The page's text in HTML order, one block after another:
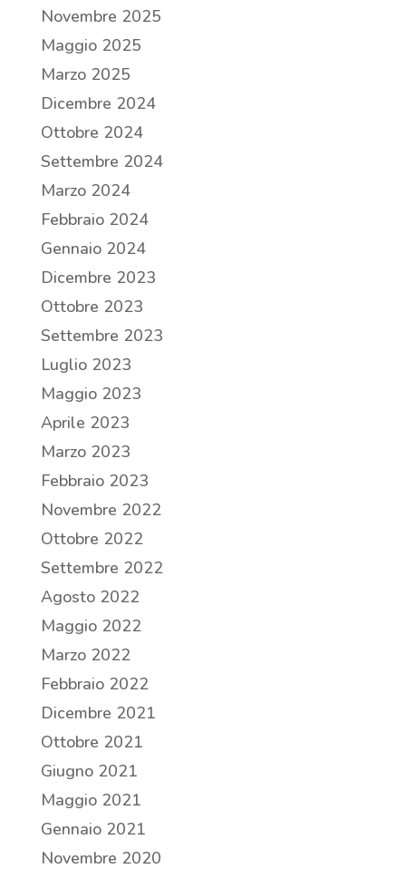
Novembre 2025
Maggio 2025
Marzo 2025
Dicembre 2024
Ottobre 2024
Settembre 2024
Marzo 2024
Febbraio 2024
Gennaio 2024
Dicembre 2023
Ottobre 2023
Settembre 2023
Luglio 2023
Maggio 2023
Aprile 2023
Marzo 2023
Febbraio 2023
Novembre 2022
Ottobre 2022
Settembre 2022
Agosto 2022
Maggio 2022
Marzo 2022
Febbraio 2022
Dicembre 2021
Ottobre 2021
Giugno 2021
Maggio 2021
Gennaio 2021
Novembre 2020